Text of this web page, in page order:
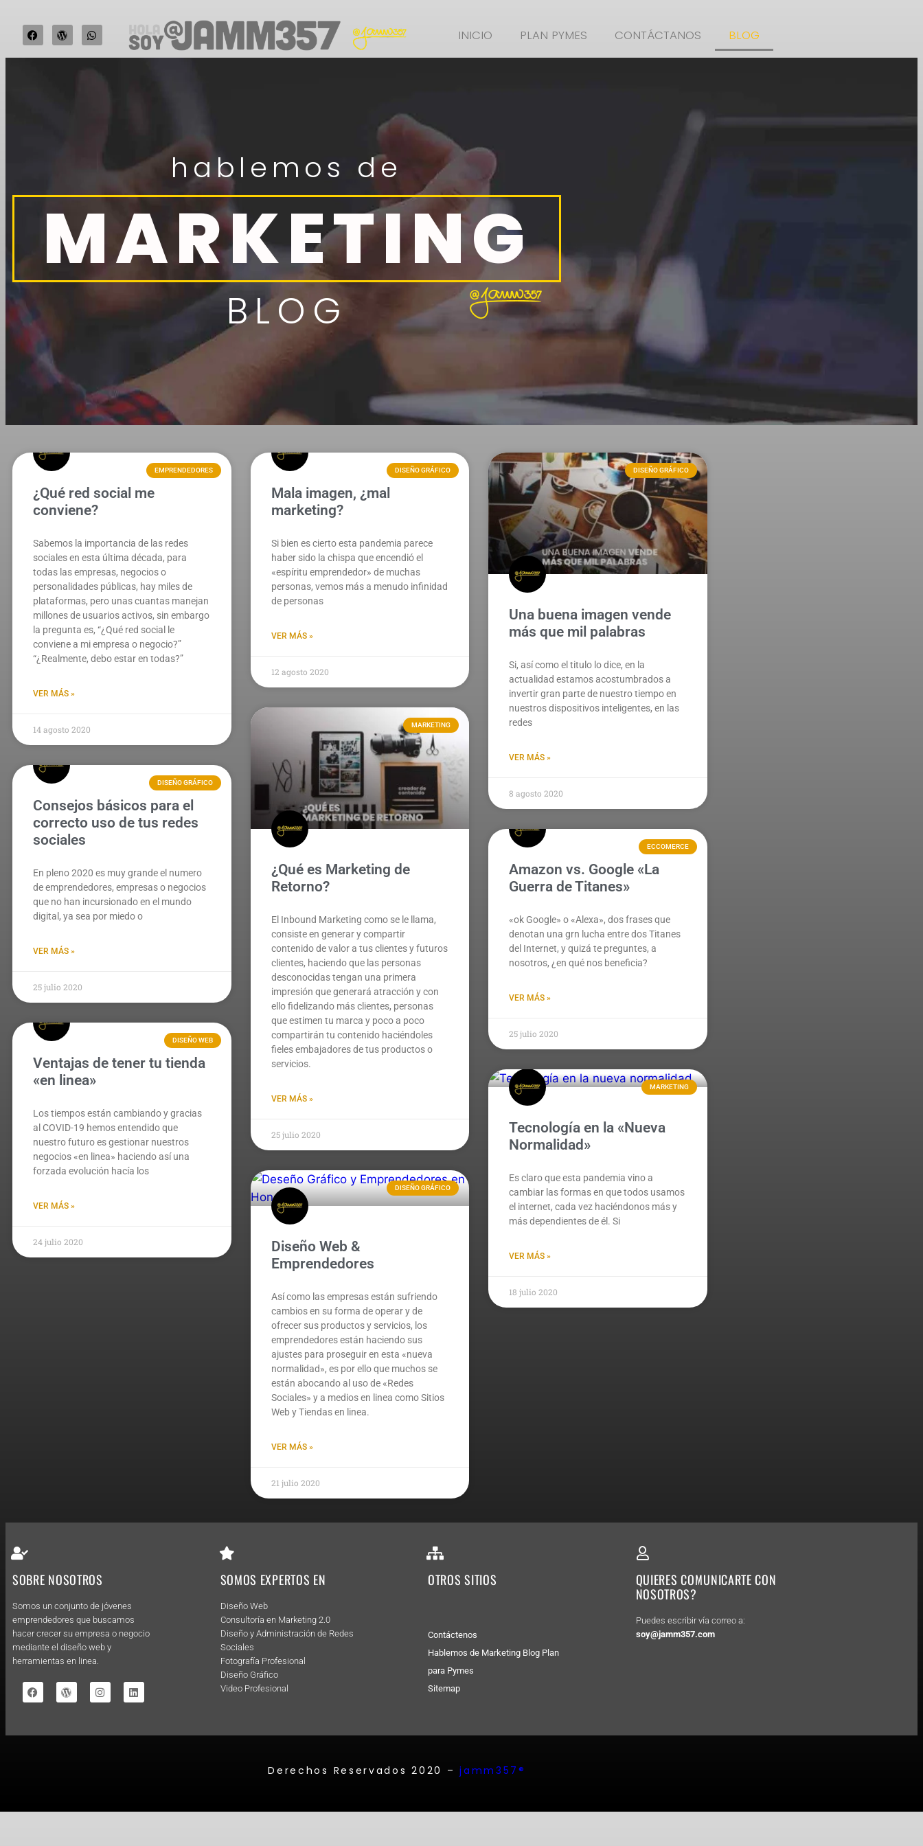
INICIO PLAN PYMES CONTÁCTANOS BLOG
hablemos de
MARKETING
BLOG
EMPRENDEDORES
¿Qué red social me
conviene?
Sabemos la importancia de las redes
sociales en esta última década, para
todas las empresas, negocios o
personalidades públicas, hay miles de
plataformas, pero unas cuantas manejan
millones de usuarios activos, sin embargo
la pregunta es, “¿Qué red social le
conviene a mi empresa o negocio?”
“¿Realmente, debo estar en todas?”
VER MÁS »
14 agosto 2020
DISEÑO GRÁFICO
Mala imagen, ¿mal
marketing?
Si bien es cierto esta pandemia parece
haber sido la chispa que encendió el
«espíritu emprendedor» de muchas
personas, vemos más a menudo infinidad
de personas
VER MÁS »
12 agosto 2020
DISEÑO GRÁFICO
Una buena imagen vende
más que mil palabras
Si, así como el titulo lo dice, en la
actualidad estamos acostumbrados a
invertir gran parte de nuestro tiempo en
nuestros dispositivos inteligentes, en las
redes
VER MÁS »
8 agosto 2020
DISEÑO GRÁFICO
Consejos básicos para el
correcto uso de tus redes
sociales
En pleno 2020 es muy grande el numero
de emprendedores, empresas o negocios
que no han incursionado en el mundo
digital, ya sea por miedo o
VER MÁS »
25 julio 2020
MARKETING
¿Qué es Marketing de
Retorno?
El Inbound Marketing como se le llama,
consiste en generar y compartir
contenido de valor a tus clientes y futuros
clientes, haciendo que las personas
desconocidas tengan una primera
impresión que generará atracción y con
ello fidelizando más clientes, personas
que estimen tu marca y poco a poco
compartirán tu contenido haciéndoles
fieles embajadores de tus productos o
servicios.
VER MÁS »
25 julio 2020
ECCOMERCE
Amazon vs. Google «La
Guerra de Titanes»
«ok Google» o «Alexa», dos frases que
denotan una grn lucha entre dos Titanes
del Internet, y quizá te preguntes, a
nosotros, ¿en qué nos beneficia?
VER MÁS »
25 julio 2020
DISEÑO WEB
Ventajas de tener tu tienda
«en linea»
Los tiempos están cambiando y gracias
al COVID-19 hemos entendido que
nuestro futuro es gestionar nuestros
negocios «en linea» haciendo así una
forzada evolución hacía los
VER MÁS »
24 julio 2020
DISEÑO GRÁFICO
Diseño Web &
Emprendedores
Así como las empresas están sufriendo
cambios en su forma de operar y de
ofrecer sus productos y servicios, los
emprendedores están haciendo sus
ajustes para proseguir en esta «nueva
normalidad», es por ello que muchos se
están abocando al uso de «Redes
Sociales» y a medios en linea como Sitios
Web y Tiendas en linea.
VER MÁS »
21 julio 2020
MARKETING
Tecnología en la «Nueva
Normalidad»
Es claro que esta pandemia vino a
cambiar las formas en que todos usamos
el internet, cada vez haciéndonos más y
más dependientes de él. Si
VER MÁS »
18 julio 2020
SOBRE NOSOTROS
Somos un conjunto de jóvenes
emprendedores que buscamos
hacer crecer su empresa o negocio
mediante el diseño web y
herramientas en linea.
SOMOS EXPERTOS EN
Diseño Web
Consultoría en Marketing 2.0
Diseño y Administración de Redes
Sociales
Fotografía Profesional
Diseño Gráfico
Video Profesional
OTROS SITIOS
Contáctenos
Hablemos de Marketing Blog Plan
para Pymes
Sitemap
QUIERES COMUNICARTE CON
NOSOTROS?
Puedes escribir vía correo a:
soy@jamm357.com
Derechos Reservados 2020 –jamm357®